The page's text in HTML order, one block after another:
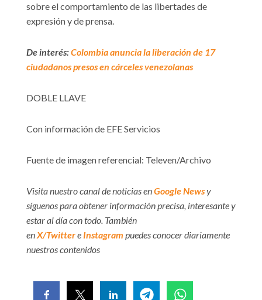
sobre el comportamiento de las libertades de
expresión y de prensa.
De interés:Colombia anuncia la liberación de 17
ciudadanos presos en cárceles venezolanas
DOBLE LLAVE
Con información de EFE Servicios
Fuente de imagen referencial: Televen/Archivo
Visita nuestro canal de noticias enGoogle Newsy
síguenos para obtener información precisa, interesante y
estar al día con todo. También
enX/Twittere Instagram puedes conocer diariamente
nuestros contenidos